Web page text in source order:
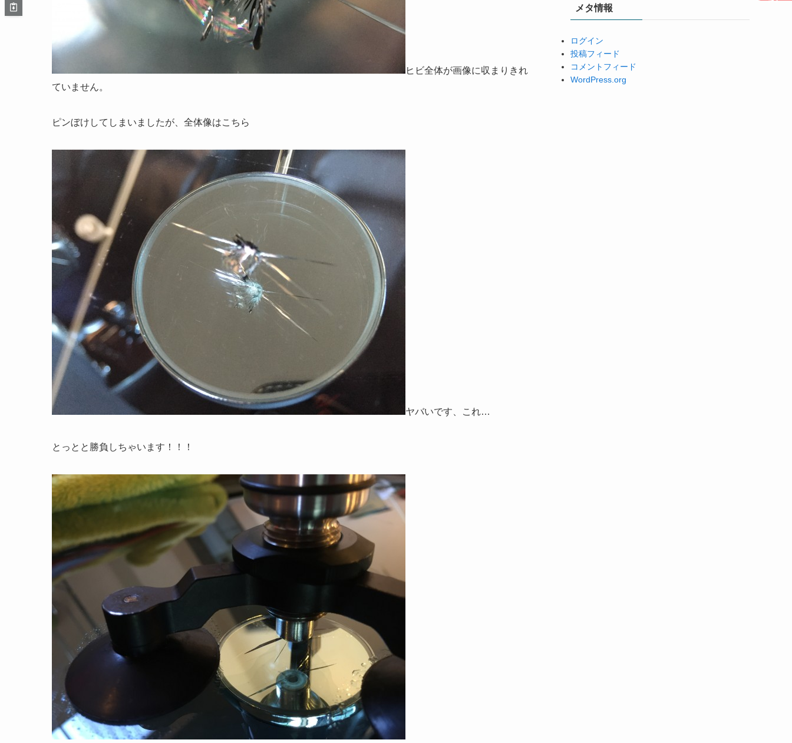
ヒビ全体が画像に収まりきれ
ていません。
ピンぼけしてしまいましたが、全体像はこちら
ヤバいです、これ…
とっとと勝負しちゃいます！！！
ブメタ情報
ログイン
投稿フィード
コメントフィード
WordPress.org